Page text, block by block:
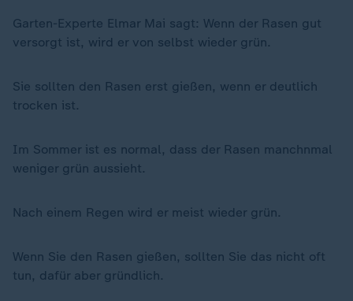
Garten-Experte Elmar Mai sagt: Wenn der Rasen gut
versorgt ist, wird er von selbst wieder grün.
Sie sollten den Rasen erst gießen, wenn er deutlich
trocken ist.
Im Sommer ist es normal, dass der Rasen manchnmal
weniger grün aussieht.
Nach einem Regen wird er meist wieder grün.
Wenn Sie den Rasen gießen, sollten Sie das nicht oft
tun, dafür aber gründlich.